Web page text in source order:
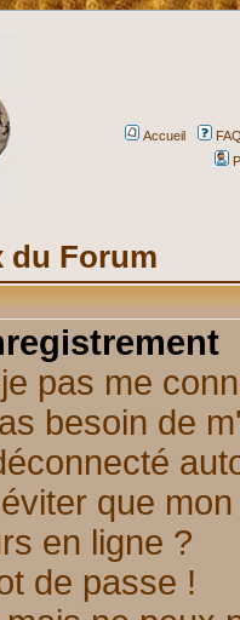
Accueil
du Forum
pas me
besoin de
que
en ligne ?
de passe !